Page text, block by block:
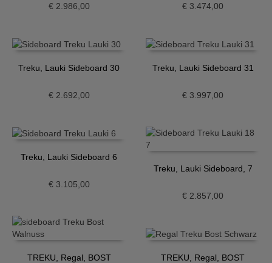
€2.986,00 € 3.474,00
Treku, Lauki Sideboard 30
€2.692,00
Treku, Lauki Sideboard 31
€ 3.997,00
Treku, Lauki Sideboard 6
€3.105,00
Treku, Lauki Sideboard, 7
€ 2.857,00
TREKU, Regal, BOST
TREKU, Regal, BOST